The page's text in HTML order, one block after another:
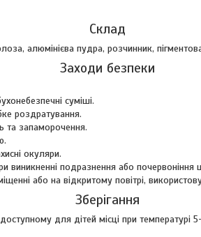
Склад
алюмінієва пудра, розчинник,
Заходи безпеки
суміші.
роздратування.
та запаморочення.
окуляри.
виникненні подразнення або
або на відкритому повітрі,
Зберігання
для дітей місці при температурі